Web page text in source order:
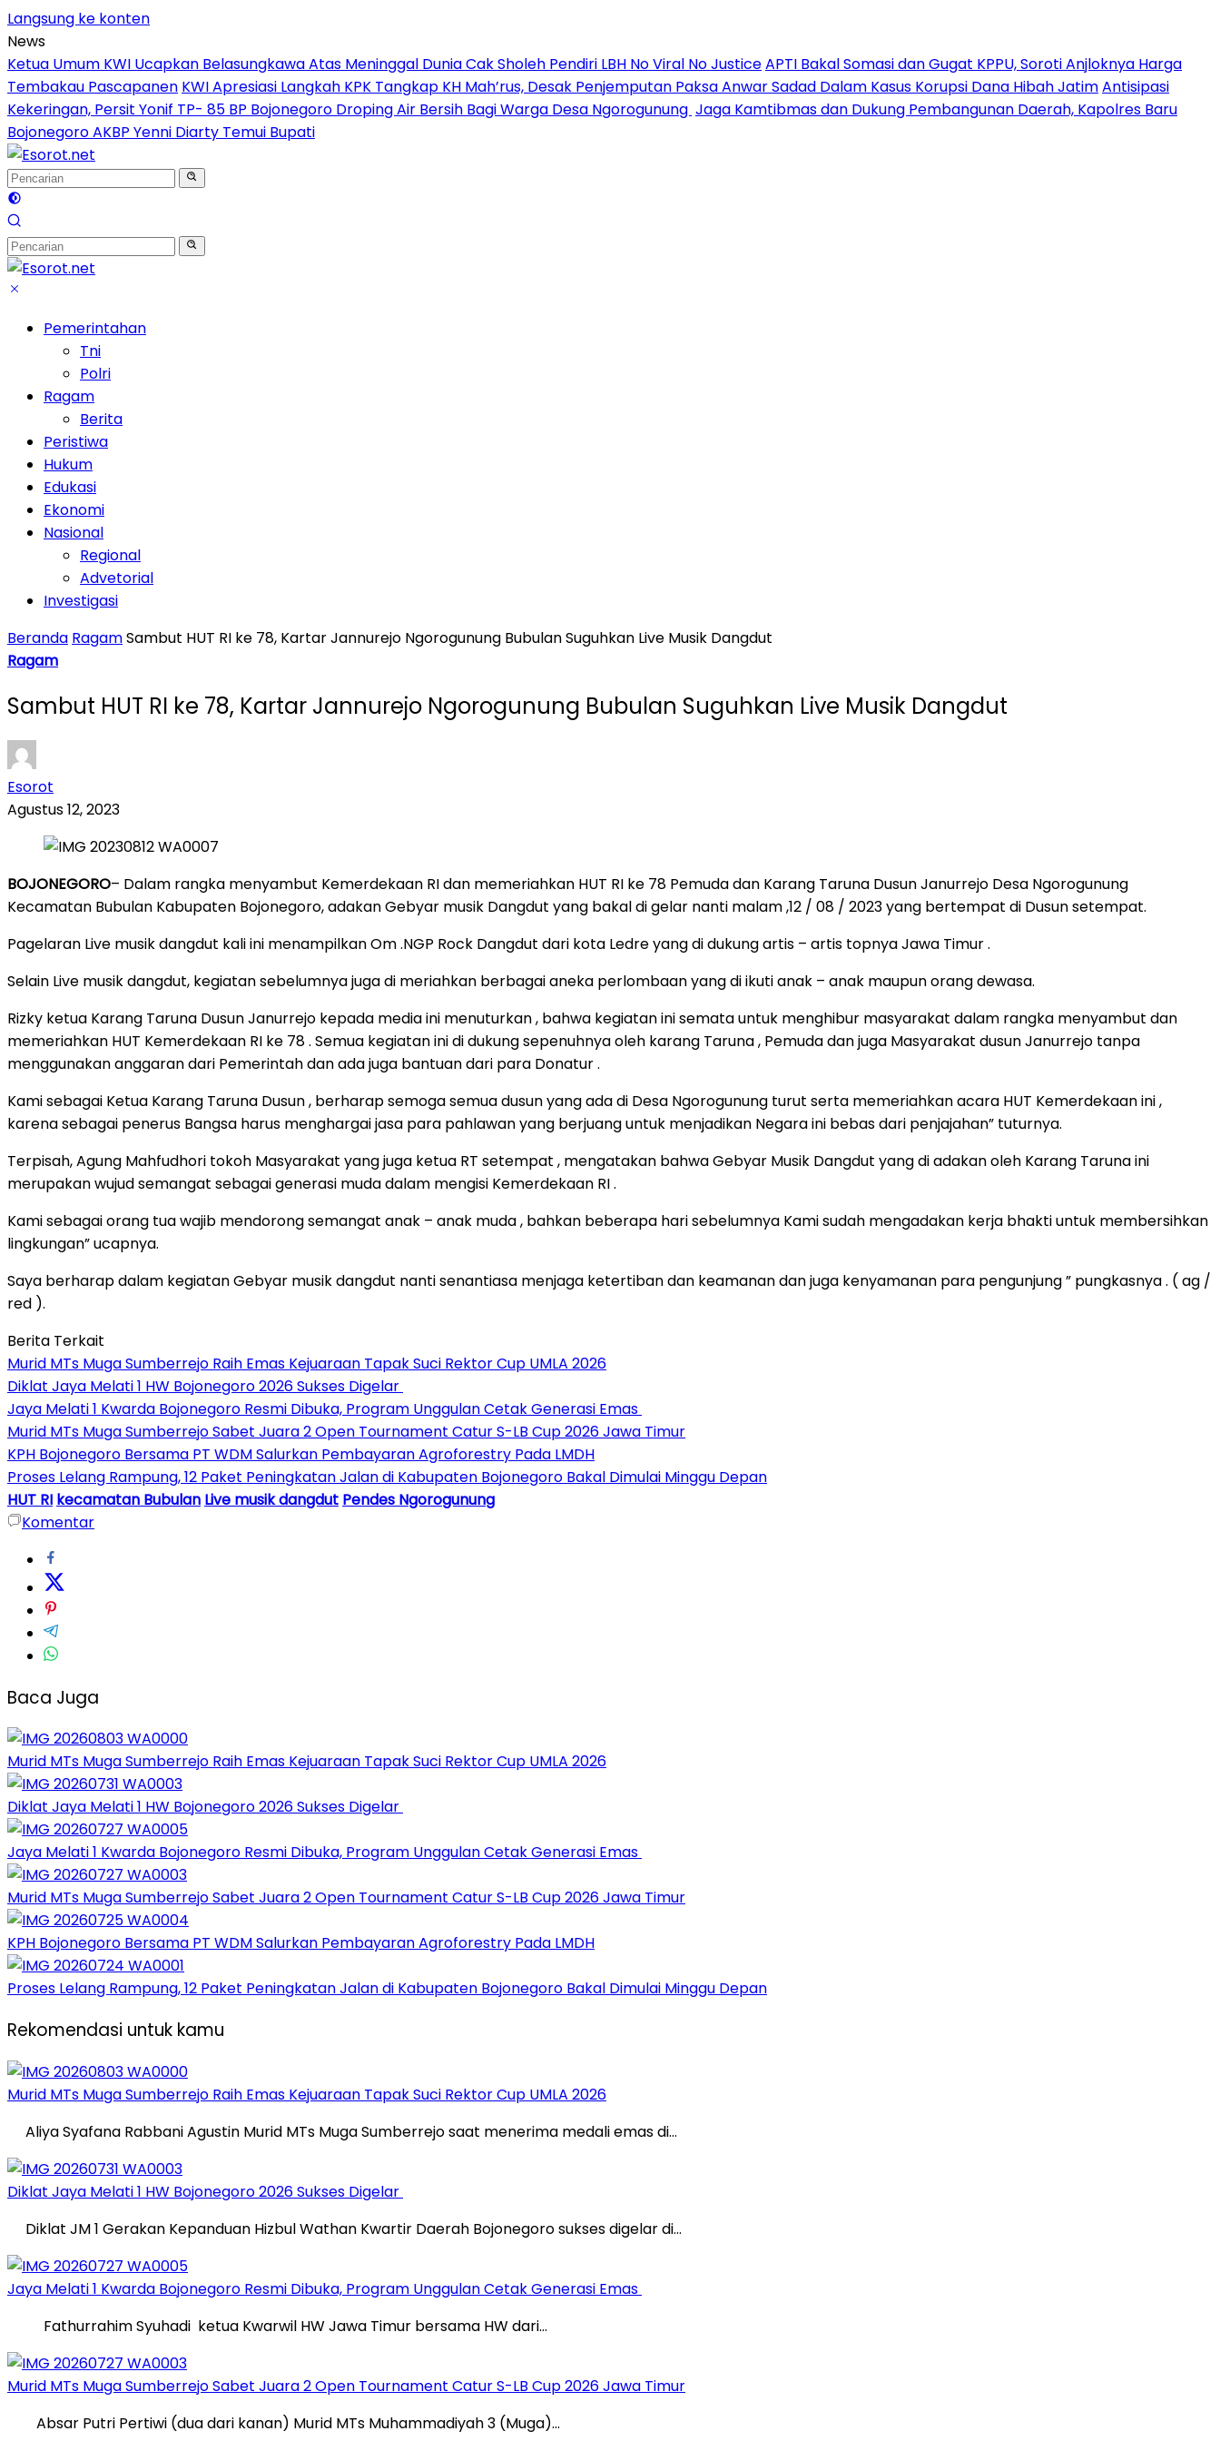
Langsung ke konten
News
Ketua Umum KWI Ucapkan Belasungkawa Atas Meninggal Dunia Cak Sholeh Pendiri LBH No Viral No JusticeAPTI Bakal Somasi dan Gugat KPPU, Soroti Anjloknya Harga
Tembakau Pascapanen KWI Apresiasi Langkah KPK Tangkap KH Mah’rus, Desak Penjemputan Paksa Anwar Sadad Dalam Kasus Korupsi Dana Hibah JatimAntisipasi
Kekeringan, Persit Yonif TP- 85 BP Bojonegoro Droping Air Bersih Bagi Warga Desa Ngorogunung Jaga Kamtibmas dan Dukung Pembangunan Daerah, Kapolres Baru
Bojonegoro AKBP Yenni Diarty Temui Bupati
Pemerintahan
Tni
Polri
Ragam
Berita
Peristiwa
Hukum
Edukasi
Ekonomi
Nasional
Regional
Advetorial
Investigasi
Beranda RagamSambut HUT RI ke 78, Kartar Jannurejo Ngorogunung Bubulan Suguhkan Live Musik Dangdut
Ragam
Sambut HUT RI ke 78, Kartar Jannurejo Ngorogunung Bubulan Suguhkan Live Musik Dangdut
Esorot
Agustus 12, 2023
BOJONEGORO– Dalam rangka menyambut Kemerdekaan RI dan memeriahkan HUT RI ke 78 Pemuda dan Karang Taruna Dusun Janurrejo Desa Ngorogunung
Kecamatan Bubulan Kabupaten Bojonegoro, adakan Gebyar musik Dangdut yang bakal di gelar nanti malam ,12 / 08 / 2023 yang bertempat di Dusun setempat.
Pagelaran Live musik dangdut kali ini menampilkan Om .NGP Rock Dangdut dari kota Ledre yang di dukung artis – artis topnya Jawa Timur .
Selain Live musik dangdut, kegiatan sebelumnya juga di meriahkan berbagai aneka perlombaan yang di ikuti anak – anak maupun orang dewasa.
Rizky ketua Karang Taruna Dusun Janurrejo kepada media ini menuturkan , bahwa kegiatan ini semata untuk menghibur masyarakat dalam rangka menyambut dan
memeriahkan HUT Kemerdekaan RI ke 78 . Semua kegiatan ini di dukung sepenuhnya oleh karang Taruna , Pemuda dan juga Masyarakat dusun Janurrejo tanpa
menggunakan anggaran dari Pemerintah dan ada juga bantuan dari para Donatur .
Kami sebagai Ketua Karang Taruna Dusun , berharap semoga semua dusun yang ada di Desa Ngorogunung turut serta memeriahkan acara HUT Kemerdekaan ini ,
karena sebagai penerus Bangsa harus menghargai jasa para pahlawan yang berjuang untuk menjadikan Negara ini bebas dari penjajahan” tuturnya.
Terpisah, Agung Mahfudhori tokoh Masyarakat yang juga ketua RT setempat , mengatakan bahwa Gebyar Musik Dangdut yang di adakan oleh Karang Taruna ini
merupakan wujud semangat sebagai generasi muda dalam mengisi Kemerdekaan RI .
Kami sebagai orang tua wajib mendorong semangat anak – anak muda , bahkan beberapa hari sebelumnya Kami sudah mengadakan kerja bhakti untuk membersihkan
lingkungan” ucapnya.
Saya berharap dalam kegiatan Gebyar musik dangdut nanti senantiasa menjaga ketertiban dan keamanan dan juga kenyamanan para pengunjung ” pungkasnya . ( ag /
red ).
Berita Terkait
Murid MTs Muga Sumberrejo Raih Emas Kejuaraan Tapak Suci Rektor Cup UMLA 2026
Diklat Jaya Melati 1 HW Bojonegoro 2026 Sukses Digelar
Jaya Melati 1 Kwarda Bojonegoro Resmi Dibuka, Program Unggulan Cetak Generasi Emas
Murid MTs Muga Sumberrejo Sabet Juara 2 Open Tournament Catur S-LB Cup 2026 Jawa Timur
KPH Bojonegoro Bersama PT WDM Salurkan Pembayaran Agroforestry Pada LMDH
Proses Lelang Rampung, 12 Paket Peningkatan Jalan di Kabupaten Bojonegoro Bakal Dimulai Minggu Depan
HUT RI kecamatan Bubulan Live musik dangdut Pendes Ngorogunung
Komentar
Baca Juga
Murid MTs Muga Sumberrejo Raih Emas Kejuaraan Tapak Suci Rektor Cup UMLA 2026
Diklat Jaya Melati 1 HW Bojonegoro 2026 Sukses Digelar
Jaya Melati 1 Kwarda Bojonegoro Resmi Dibuka, Program Unggulan Cetak Generasi Emas
Murid MTs Muga Sumberrejo Sabet Juara 2 Open Tournament Catur S-LB Cup 2026 Jawa Timur
KPH Bojonegoro Bersama PT WDM Salurkan Pembayaran Agroforestry Pada LMDH
Proses Lelang Rampung, 12 Paket Peningkatan Jalan di Kabupaten Bojonegoro Bakal Dimulai Minggu Depan
Rekomendasi untuk kamu
Murid MTs Muga Sumberrejo Raih Emas Kejuaraan Tapak Suci Rektor Cup UMLA 2026
Aliya Syafana Rabbani Agustin Murid MTs Muga Sumberrejo saat menerima medali emas di…
Diklat Jaya Melati 1 HW Bojonegoro 2026 Sukses Digelar
Diklat JM 1 Gerakan Kepanduan Hizbul Wathan Kwartir Daerah Bojonegoro sukses digelar di…
Jaya Melati 1 Kwarda Bojonegoro Resmi Dibuka, Program Unggulan Cetak Generasi Emas
Fathurrahim Syuhadi ketua Kwarwil HW Jawa Timur bersama HW dari…
Murid MTs Muga Sumberrejo Sabet Juara 2 Open Tournament Catur S-LB Cup 2026 Jawa Timur
Absar Putri Pertiwi (dua dari kanan) Murid MTs Muhammadiyah 3 (Muga)…